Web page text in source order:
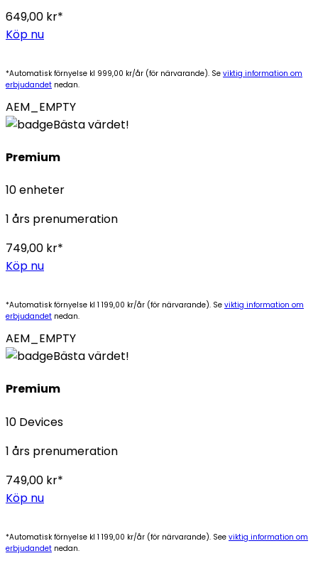
649,00 kr*
Köp nu
*Automatisk förnyelse kl 999,00 kr/år (för närvarande). Se viktig information om
erbjudandet nedan.
AEM_EMPTY
Bästa värdet!
Premium
10 enheter
1 års prenumeration
749,00 kr*
Köp nu
*Automatisk förnyelse kl 1 199,00 kr/år (för närvarande). Se viktig information om
erbjudandet nedan.
AEM_EMPTY
Bästa värdet!
Premium
10 Devices
1 års prenumeration
749,00 kr*
Köp nu
*Automatisk förnyelse kl 1 199,00 kr/år (för närvarande). See viktig information om
erbjudandet nedan.